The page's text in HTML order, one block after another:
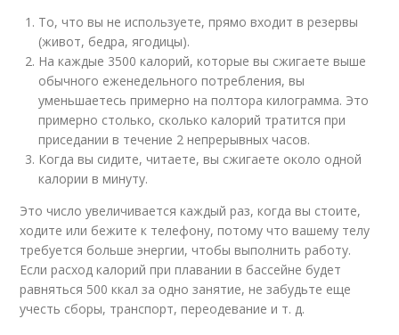
То, что вы не используете, прямо входит в резервы
(живот, бедра, ягодицы).
На каждые 3500 калорий, которые вы сжигаете выше
обычного еженедельного потребления, вы
уменьшаетесь примерно на полтора килограмма. Это
примерно столько, сколько калорий тратится при
приседании в течение 2 непрерывных часов.
Когда вы сидите, читаете, вы сжигаете около одной
калории в минуту.
Это число увеличивается каждый раз, когда вы стоите,
ходите или бежите к телефону, потому что вашему телу
требуется больше энергии, чтобы выполнить работу.
Если расход калорий при плавании в бассейне будет
равняться 500 ккал за одно занятие, не забудьте еще
учесть сборы, транспорт, переодевание и т. д.